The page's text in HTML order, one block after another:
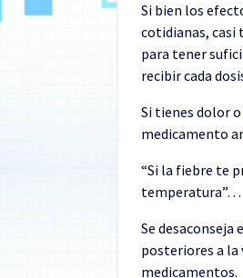
Si bien los
cotidianas, casi
para tener
recibir cada
Si tienes dolor
medicamento
“Si la fiebre te
temperatura”…
Se desaconseja
posteriores a la
medicamentos.